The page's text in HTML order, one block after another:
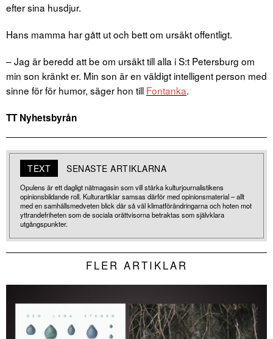
efter sina husdjur.
Hans mamma har gått ut och bett om ursäkt offentligt.
– Jag är beredd att be om ursäkt till alla i S:t Petersburg om
min son kränkt er. Min son är en väldigt intelligent person med
sinne för för humor, säger hon till Fontanka.
TT Nyhetsbyrån
TEXT SENASTE ARTIKLARNA
Opulens är ett dagligt nätmagasin som vill stärka kulturjournalistikens
opinionsbildande roll. Kulturartiklar samsas därför med opinionsmaterial – allt
med en samhällsmedveten blick där så väl klimatförändringarna och hoten mot
yttrandefriheten som de sociala orättvisorna betraktas som självklara
utgångspunkter.
FLER ARTIKLAR